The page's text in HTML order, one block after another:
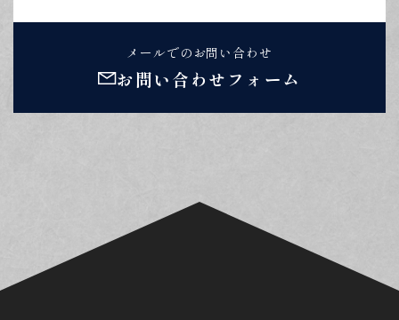
メールでのお問い合わせ
お問い合わせフォーム